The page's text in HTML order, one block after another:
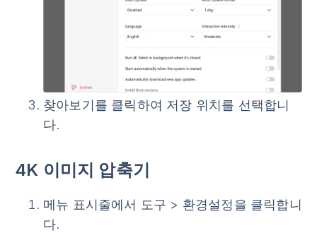
찾아보기를 클릭하여 저장 위치를 선택합니
다.
4K 이미지 압축기
메뉴 표시줄에서 도구 > 환경설정을 클릭합니
다.